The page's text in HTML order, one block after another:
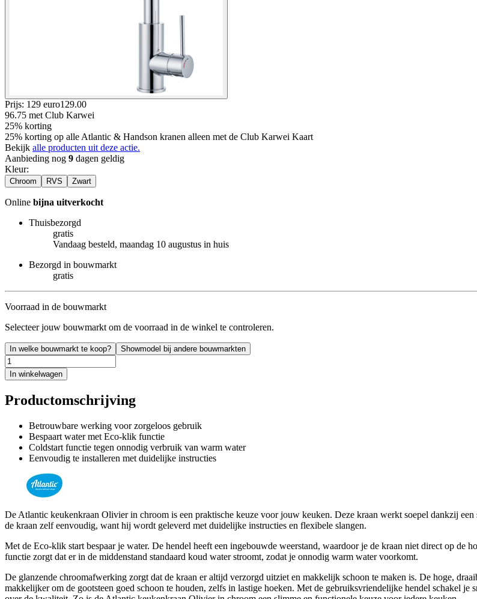
Prijs: 129 euro129.00
96.75 met Club Karwei
25% korting
25% korting op alle Atlantic & Handson kranen alleen met de Club Karwei Kaart
Bekijk alle producten uit deze actie.
Aanbieding nog 9 dagen geldig
Kleur:
Chroom RVS Zwart
Online bijna uitverkocht
Thuisbezorgd
gratis
Vandaag besteld, maandag 10 augustus in huis
Bezorgd in bouwmarkt
gratis
Voorraad in de bouwmarkt
Selecteer jouw bouwmarkt om de voorraad in de winkel te controleren.
In welke bouwmarkt te koop? Showmodel bij andere bouwmarkten
In winkelwagen
Productomschrijving
Betrouwbare werking voor zorgeloos gebruik
Bespaart water met Eco-klik functie
Coldstart functie tegen onnodig verbruik van warm water
Eenvoudig te installeren met duidelijke instructies
De Atlantic keukenkraan Olivier in chroom is een praktische keuze voor jouw keuken. Deze kraan werkt soepel dankzij
de kraan zelf eenvoudig, want hij wordt geleverd met duidelijke instructies en flexibele slangen.
Met de Eco-klik start bespaar je water. De hendel heeft een ingebouwde weerstand, waardoor je de kraan niet direct op de
functie zorgt dat er in de middenstand standaard koud water stroomt, zodat je onnodig warm water voorkomt.
De glanzende chroomafwerking zorgt dat de kraan er altijd verzorgd uitziet en makkelijk schoon te maken is. De hoge,
makkelijker om de gootsteen goed schoon te houden, zelfs in lastige hoeken. Met de gebruiksvriendelijke hendel schakel